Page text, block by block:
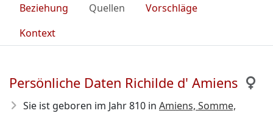
Beziehung
Quellen
Vorschläge
Kontext
Persönliche Daten Richilde d' Amiens
Sie ist geboren im Jahr 810 in Amiens, Somme,